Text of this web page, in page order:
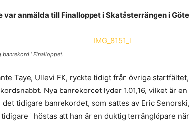
var anmälda till Finalloppet i Skatåsterrängen i
banrekord i Finalloppet.
Taye, Ullevi FK, ryckte tidigt från övriga
Nya banrekordet lyder 1.01,16, vilket är
det tidigare banrekordet, som sattes av Eric
i höstas att han är en duktig terränglöpare